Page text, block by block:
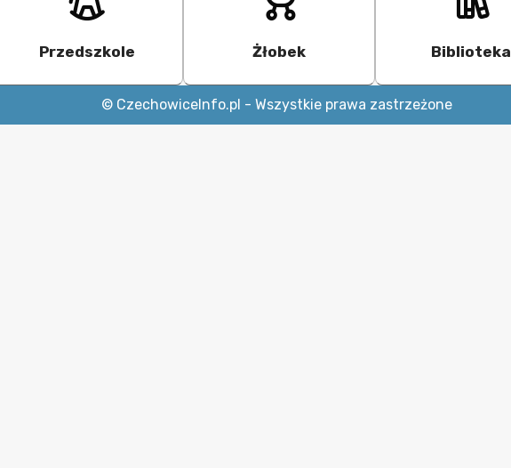
Przedszkole Żłobek Biblioteka
© CzechowiceInfo.pl - Wszystkie prawa zastrzeżone